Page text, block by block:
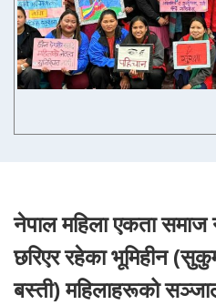
सम्पर्क
Nepali
नेपाल महिला एकता समाज
छरिएर रहेका भूमिहीन
बस्ती) महिलाहरूको